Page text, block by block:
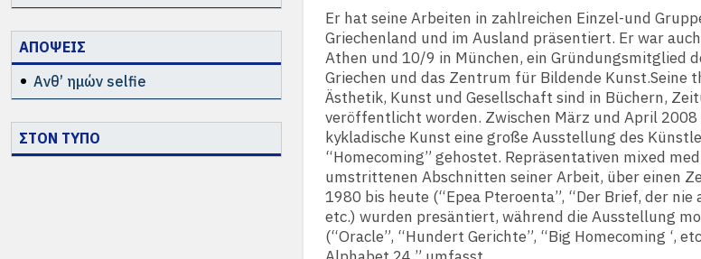
ΑΠΟΨΕΙΣ
Ανθ’ ημών selfie
ΣΤΟΝ ΤΥΠΟ
Er hat seine Arbeiten in zahlreichen Einzel-und
Griechenland und im Ausland präsentiert. Er war
Athen und 10/9 in München, ein Gründungsmitglied
Griechen und das Zentrum für Bildende Kunst.Seine
Ästhetik, Kunst und Gesellschaft sind in Büchern,
veröffentlicht worden. Zwischen März und April
kykladische Kunst eine große Ausstellung des
“Homecoming” gehostet. Repräsentativen mixed
umstrittenen Abschnitten seiner Arbeit, über einen
1980 bis heute (“Epea Pteroenta”, “Der Brief, der nie
etc.) wurden presäntiert, während die Ausstellung
(“Oracle”, “Hundert Gerichte”, “Big Homecoming ‘,